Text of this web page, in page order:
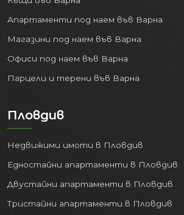
Апартаменти под наем във Варна
Магазини под наем във Варна
Офиси под наем във Варна
Парцели и терени във Варна
Пловдив
Недвижими имоти в Пловдив
Едностайни апартаменти в Пловдив
Двустайни апартаменти в Пловдив
Тристайни апартаменти в Пловдив